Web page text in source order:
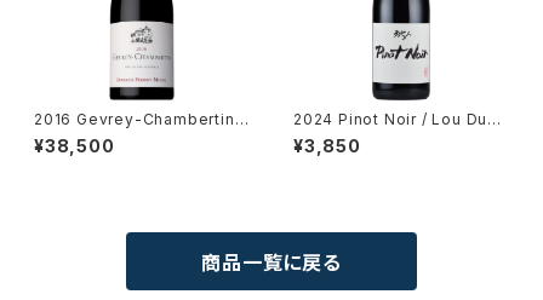
2016 Gevrey-Chambertin /
Dm. Perrot Minot
¥38,500
2024 Pinot Noir / Lou Dum
ont (STUDIO GHIBLI collab
oration)
¥3,850
商品一覧に戻る